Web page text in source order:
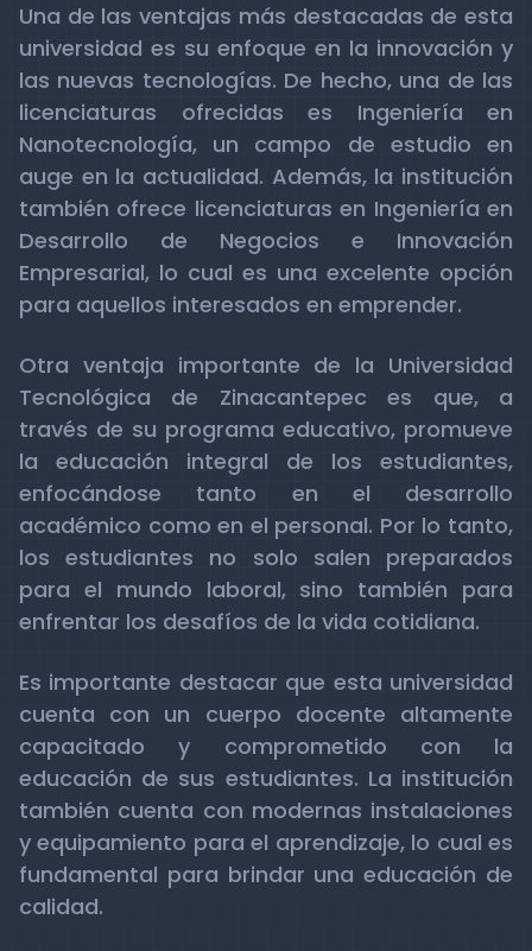
Una de las ventajas más destacadas de esta
universidad es su enfoque en la innovación y
las nuevas tecnologías. De hecho, una de las
licenciaturas ofrecidas es Ingeniería en
Nanotecnología, un campo de estudio en
auge en la actualidad. Además, la institución
también ofrece licenciaturas en Ingeniería en
Desarrollo de Negocios e Innovación
Empresarial, lo cual es una excelente opción
para aquellos interesados en emprender.
Otra ventaja importante de la Universidad
Tecnológica de Zinacantepec es que, a
través de su programa educativo, promueve
la educación integral de los estudiantes,
enfocándose tanto en el desarrollo
académico como en el personal. Por lo tanto,
los estudiantes no solo salen preparados
para el mundo laboral, sino también para
enfrentar los desafíos de la vida cotidiana.
Es importante destacar que esta universidad
cuenta con un cuerpo docente altamente
capacitado y comprometido con la
educación de sus estudiantes. La institución
también cuenta con modernas instalaciones
y equipamiento para el aprendizaje, lo cual es
fundamental para brindar una educación de
calidad.